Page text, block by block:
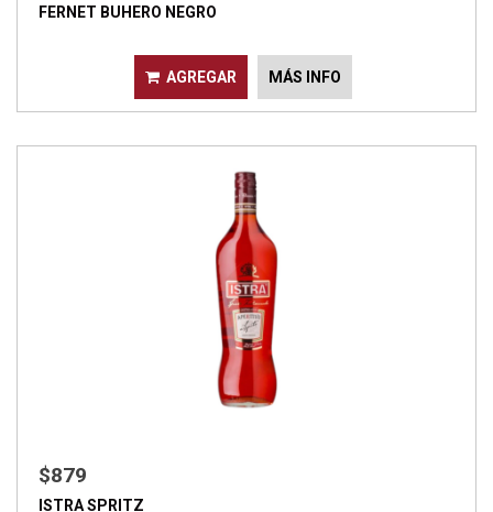
FERNET BUHERO NEGRO
AGREGAR MÁS INFO
$879
ISTRA SPRITZ